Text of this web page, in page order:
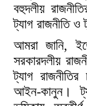
বহুদলীয়
ট্যাগ রাজনীতি
আমরা জানি,
সরকারদলীয়
ট্যাগ
আইন-কানুন।